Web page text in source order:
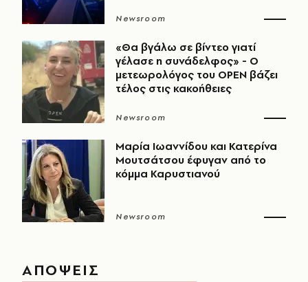
Newsroom
«Θα βγάλω σε βίντεο γιατί
γέλασε η συνάδελφος» - Ο
μετεωρολόγος του OPEN βάζει
τέλος στις κακοήθειες
Newsroom
Μαρία Ιωαννίδου και Κατερίνα
Μουτσάτσου έφυγαν από το
κόμμα Καρυστιανού
Newsroom
ΑΠΟΨΕΙΣ